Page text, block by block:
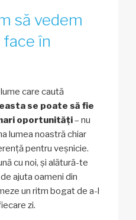
să vedem
face în
care caută
se poate să fie
oportunități– nu
lumea noastră chiar
pentru veșnicie.
cu noi, și alătură-te
ajuta oameni din
un ritm bogat de a-l
zi.